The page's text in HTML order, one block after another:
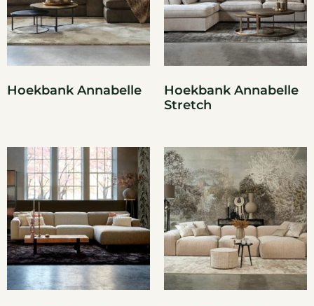
Hoekbank Annabelle
Hoekbank Annabelle
Stretch